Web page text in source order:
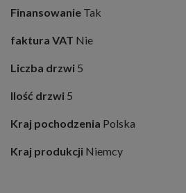
Finansowanie Tak
faktura VAT Nie
Liczba drzwi 5
Ilość drzwi 5
Kraj pochodzenia Polska
Kraj produkcji Niemcy